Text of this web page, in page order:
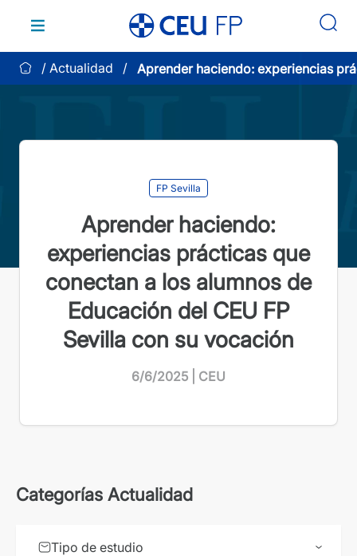
contenido
Actualidad
Aprender haciendo: experiencias
conectan a los alumnos de
FP Sevilla
Aprender haciendo:
experiencias prácticas que
conectan a los alumnos de
Educación del CEU FP
Sevilla con su vocación
6/6/2025 | CEU
Categorías Actualidad
Tipo de estudio